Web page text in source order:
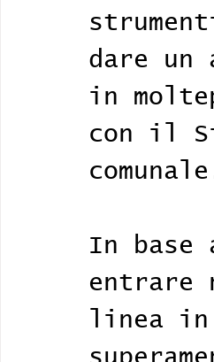
dare un
in
con il
In
entrare
linea